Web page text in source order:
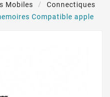
Mobiles
Connectiques
Compatible apple